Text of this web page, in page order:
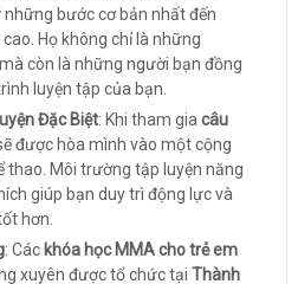
bước cơ bản nhất đến
Họ không chỉ là những
còn là những người bạn đồng
luyện tập của bạn.
Đặc Biệt: Khi tham gia câu
được hòa mình vào một cộng
thao. Môi trường tập luyện năng
giúp bạn duy trì động lực và
hơn.
: Các khóa học MMA cho trẻ em
xuyên được tổ chức tại Thành